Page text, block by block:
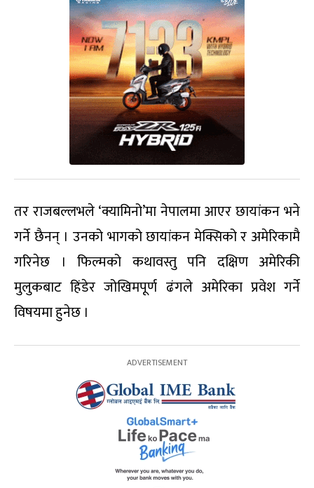
तर राजबल्लभले ‘क्यामिनो’मा नेपालमा आएर छायांकन भने
गर्ने छैनन् । उनको भागको छायांकन मेक्सिको र अमेरिकामै
गरिनेछ । फिल्मको कथावस्तु पनि दक्षिण अमेरिकी
मुलुकबाट हिंडेर जोखिमपूर्ण ढंगले अमेरिका प्रवेश गर्ने
विषयमा हुनेछ ।